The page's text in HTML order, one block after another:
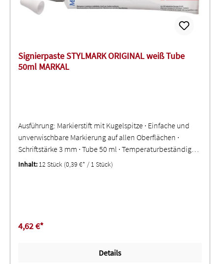
Signierpaste STYLMARK ORIGINAL weiß Tube
50ml MARKAL
Ausführung: Markierstift mit Kugelspitze ∙ Einfache und
unverwischbare Markierung auf allen Oberflächen ∙
Schriftstärke 3 mm ∙ Tube 50 ml ∙ Temperaturbeständig
bis +200 °C
Inhalt: 12 Stück (0,39 €* / 1 Stück)
4,62 €*
Details